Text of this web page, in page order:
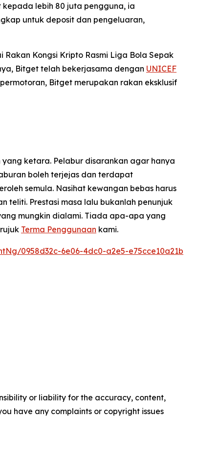
lebih 80 juta pengguna, ia
untuk deposit dan pengeluaran,
Kongsi Kripto Rasmi Liga Bola Sepak
Bitget telah bekerjasama dengan UNICEF
Bitget merupakan rakan eksklusif
ketara. Pelabur disarankan agar hanya
boleh terjejas dan terdapat
semula. Nasihat kewangan bebas harus
Prestasi masa lalu bukanlah penunjuk
mungkin dialami. Tiada apa-apa yang
Terma Penggunaan kami.
0958d32c-6e06-4dc0-a2e5-e75cce10a21b
or liability for the accuracy, content,
have any complaints or copyright issues